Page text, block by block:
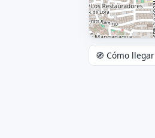
🧭 Cómo llegar